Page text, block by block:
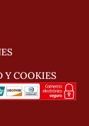
Y COOKIES